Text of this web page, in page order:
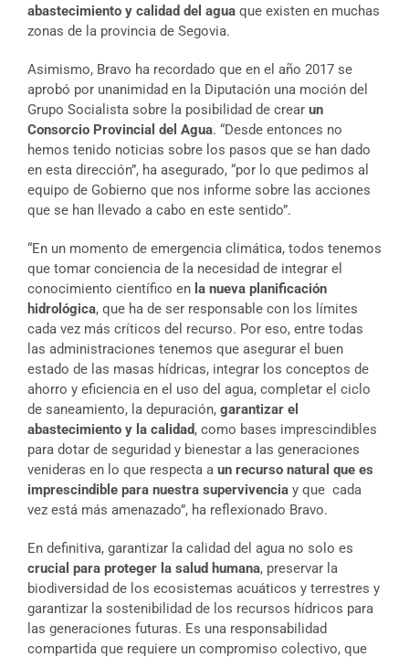
abastecimiento y calidad del agua que existen en muchas
zonas de la provincia de Segovia.
Asimismo, Bravo ha recordado que en el año 2017 se
aprobó por unanimidad en la Diputación una moción del
Grupo Socialista sobre la posibilidad de crear un
Consorcio Provincial del Agua. “Desde entonces no
hemos tenido noticias sobre los pasos que se han dado
en esta dirección”, ha asegurado, “por lo que pedimos al
equipo de Gobierno que nos informe sobre las acciones
que se han llevado a cabo en este sentido”.
“En un momento de emergencia climática, todos tenemos
que tomar conciencia de la necesidad de integrar el
conocimiento científico en la nueva planificación
hidrológica, que ha de ser responsable con los límites
cada vez más críticos del recurso. Por eso, entre todas
las administraciones tenemos que asegurar el buen
estado de las masas hídricas, integrar los conceptos de
ahorro y eficiencia en el uso del agua, completar el ciclo
de saneamiento, la depuración, garantizar el
abastecimiento y la calidad, como bases imprescindibles
para dotar de seguridad y bienestar a las generaciones
venideras en lo que respecta a un recurso natural que es
imprescindible para nuestra supervivencia y que cada
vez está más amenazado”, ha reflexionado Bravo.
En definitiva, garantizar la calidad del agua no solo es
crucial para proteger la salud humana, preservar la
biodiversidad de los ecosistemas acuáticos y terrestres y
garantizar la sostenibilidad de los recursos hídricos para
las generaciones futuras. Es una responsabilidad
compartida que requiere un compromiso colectivo, que